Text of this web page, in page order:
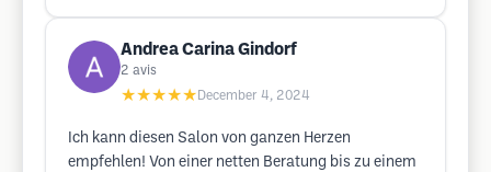
Andrea Carina Gindorf
2 avis
★★★★★ December 4, 2024
Ich kann diesen Salon von ganzen Herzen
empfehlen! Von einer netten Beratung bis zu einem